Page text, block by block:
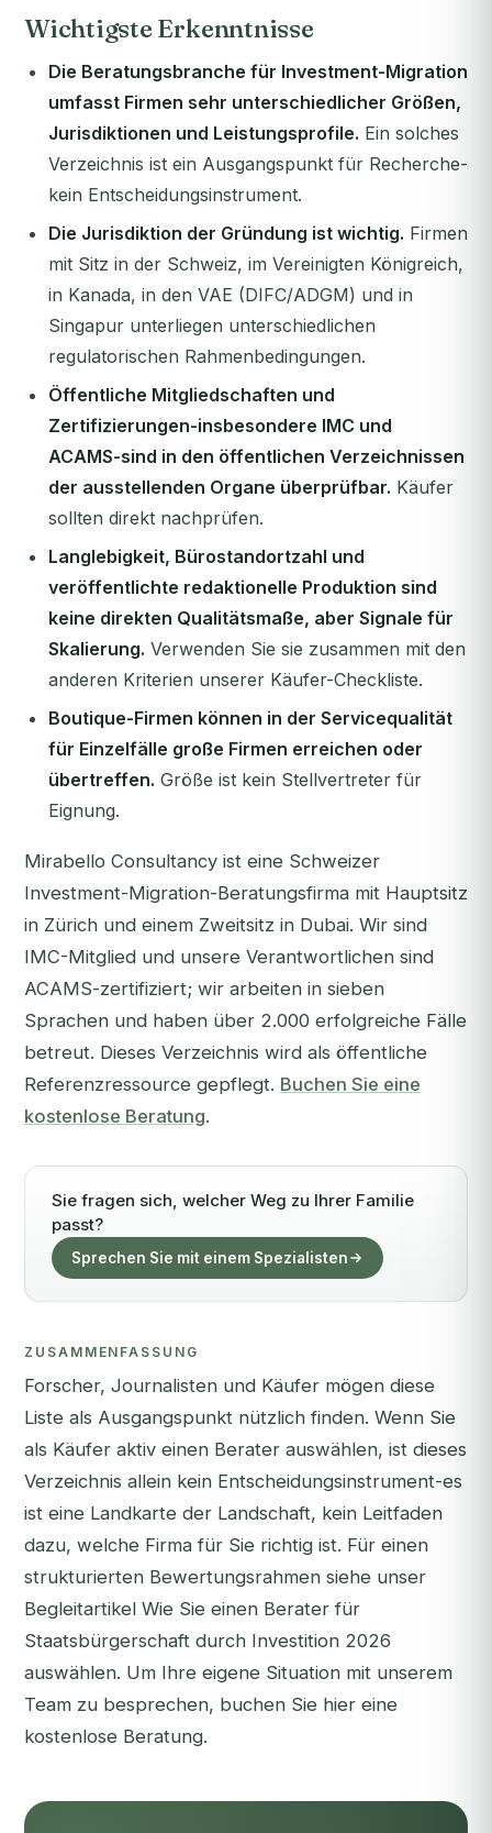
Wichtigste Erkenntnisse
Die Beratungsbranche für Investment-Migration
umfasst Firmen sehr unterschiedlicher Größen,
Jurisdiktionen und Leistungsprofile. Ein solches
Verzeichnis ist ein Ausgangspunkt für Recherche-
kein Entscheidungsinstrument.
Die Jurisdiktion der Gründung ist wichtig. Firmen
mit Sitz in der Schweiz, im Vereinigten Königreich,
in Kanada, in den VAE (DIFC/ADGM) und in
Singapur unterliegen unterschiedlichen
regulatorischen Rahmenbedingungen.
Öffentliche Mitgliedschaften und
Zertifizierungen-insbesondere IMC und
ACAMS-sind in den öffentlichen Verzeichnissen
der ausstellenden Organe überprüfbar. Käufer
sollten direkt nachprüfen.
Langlebigkeit, Bürostandortzahl und
veröffentlichte redaktionelle Produktion sind
keine direkten Qualitätsmaße, aber Signale für
Skalierung. Verwenden Sie sie zusammen mit den
anderen Kriterien unserer Käufer-Checkliste.
Boutique-Firmen können in der Servicequalität
für Einzelfälle große Firmen erreichen oder
übertreffen. Größe ist kein Stellvertreter für
Eignung.
Mirabello Consultancy ist eine Schweizer
Investment-Migration-Beratungsfirma mit Hauptsitz
in Zürich und einem Zweitsitz in Dubai. Wir sind
IMC-Mitglied und unsere Verantwortlichen sind
ACAMS-zertifiziert; wir arbeiten in sieben
Sprachen und haben über 2.000 erfolgreiche Fälle
betreut. Dieses Verzeichnis wird als öffentliche
Referenzressource gepflegt. Buchen Sie eine
kostenlose Beratung.
Sie fragen sich, welcher Weg zu Ihrer Familie
passt?
Sprechen Sie mit einem Spezialisten
ZUSAMMENFASSUNG
Forscher, Journalisten und Käufer mögen diese
Liste als Ausgangspunkt nützlich finden. Wenn Sie
als Käufer aktiv einen Berater auswählen, ist dieses
Verzeichnis allein kein Entscheidungsinstrument-es
ist eine Landkarte der Landschaft, kein Leitfaden
dazu, welche Firma für Sie richtig ist. Für einen
strukturierten Bewertungsrahmen siehe unser
Begleitartikel Wie Sie einen Berater für
Staatsbürgerschaft durch Investition 2026
auswählen. Um Ihre eigene Situation mit unserem
Team zu besprechen, buchen Sie hier eine
kostenlose Beratung.